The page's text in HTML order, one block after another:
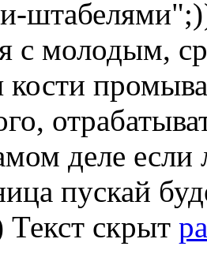
штабелями"
с молодым,
деле если
пускай
Текст скрыт